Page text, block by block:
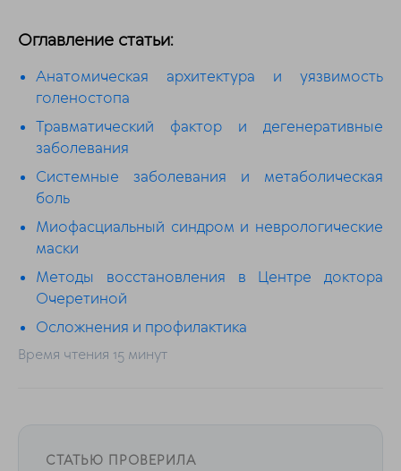
Оглавление статьи:
Анатомическая архитектура и уязвимость
голеностопа
Травматический фактор и дегенеративные
заболевания
Системные заболевания и метаболическая
боль
Миофасциальный синдром и неврологические
маски
Методы восстановления в Центре доктора
Очеретиной
Осложнения и профилактика
Время чтения 15 минут
СТАТЬЮ ПРОВЕРИЛА